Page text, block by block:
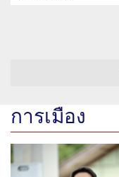
การเมือง